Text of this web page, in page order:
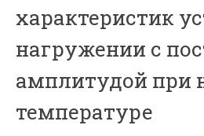
характеристик
нагружении с
амплитудой при
температуре